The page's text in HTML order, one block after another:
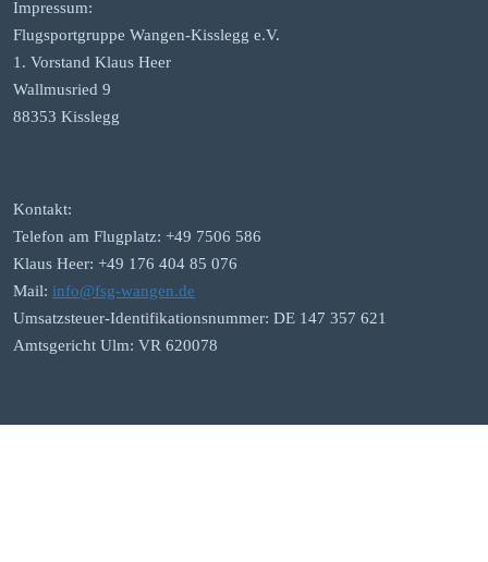
Impressum:
Flugsportgruppe Wangen-Kisslegg e.V.
1. Vorstand Klaus Heer
Wallmusried 9
88353 Kisslegg
Kontakt:
Telefon am Flugplatz: +49 7506 586
Klaus Heer: +49 176 404 85 076
Mail: info@fsg-wangen.de
Umsatzsteuer-Identifikationsnummer: DE 147 357 621
Amtsgericht Ulm: VR 620078